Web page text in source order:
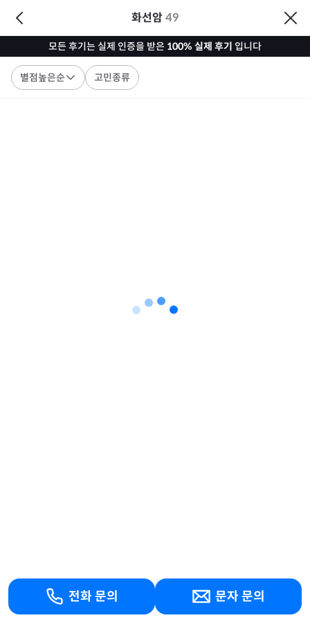
화선암 49
모든 후기는 실제 인증을 받은 100% 실제 후기 입니다
별점높은순 고민종류
전화 문의 문자 문의